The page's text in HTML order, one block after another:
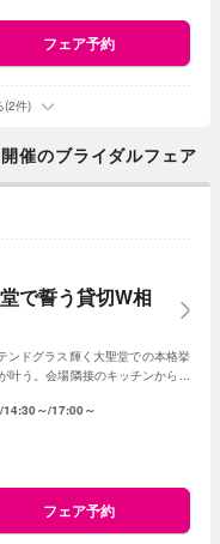
フェア予約
(2件)
のブライダルフェア
で誓う貸切W相
ンドグラス輝く大聖堂での本格挙
叶う。会場隣接のキッチンから届
14:30～ 17:00～
フェア予約